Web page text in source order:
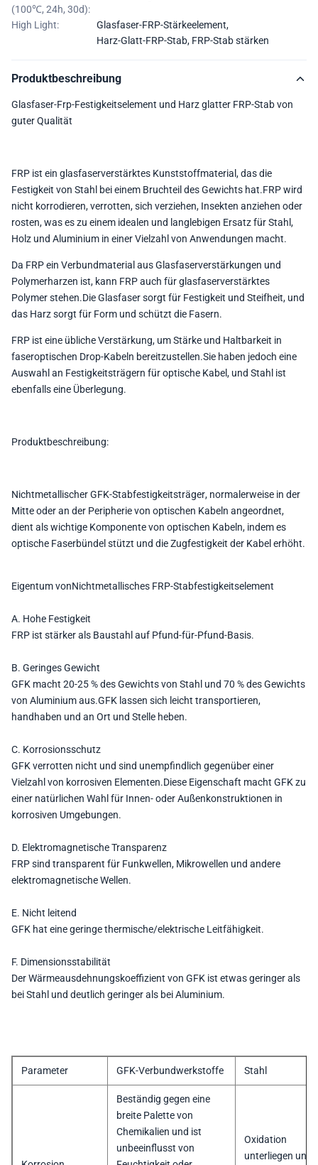
(100℃, 24h, 30d):
High Light: Glasfaser-FRP-Stärkeelement,
Harz-Glatt-FRP-Stab, FRP-Stab stärken
Produktbeschreibung
Glasfaser-Frp-Festigkeitselement und Harz glatter FRP-Stab von
guter Qualität
FRP ist ein glasfaserverstärktes Kunststoffmaterial, das die
Festigkeit von Stahl bei einem Bruchteil des Gewichts hat.FRP wird
nicht korrodieren, verrotten, sich verziehen, Insekten anziehen oder
rosten, was es zu einem idealen und langlebigen Ersatz für Stahl,
Holz und Aluminium in einer Vielzahl von Anwendungen macht.
Da FRP ein Verbundmaterial aus Glasfaserverstärkungen und
Polymerharzen ist, kann FRP auch für glasfaserverstärktes
Polymer stehen.Die Glasfaser sorgt für Festigkeit und Steifheit, und
das Harz sorgt für Form und schützt die Fasern.
FRP ist eine übliche Verstärkung, um Stärke und Haltbarkeit in
faseroptischen Drop-Kabeln bereitzustellen.Sie haben jedoch eine
Auswahl an Festigkeitsträgern für optische Kabel, und Stahl ist
ebenfalls eine Überlegung.
Produktbeschreibung:
Nichtmetallischer GFK-Stabfestigkeitsträger, normalerweise in der
Mitte oder an der Peripherie von optischen Kabeln angeordnet,
dient als wichtige Komponente von optischen Kabeln, indem es
optische Faserbündel stützt und die Zugfestigkeit der Kabel erhöht.
Eigentum vonNichtmetallisches FRP-Stabfestigkeitselement
A. Hohe Festigkeit
FRP ist stärker als Baustahl auf Pfund-für-Pfund-Basis.
B. Geringes Gewicht
GFK macht 20-25 % des Gewichts von Stahl und 70 % des Gewichts
von Aluminium aus.GFK lassen sich leicht transportieren,
handhaben und an Ort und Stelle heben.
C. Korrosionsschutz
GFK verrotten nicht und sind unempfindlich gegenüber einer
Vielzahl von korrosiven Elementen.Diese Eigenschaft macht GFK zu
einer natürlichen Wahl für Innen- oder Außenkonstruktionen in
korrosiven Umgebungen.
D. Elektromagnetische Transparenz
FRP sind transparent für Funkwellen, Mikrowellen und andere
elektromagnetische Wellen.
E. Nicht leitend
GFK hat eine geringe thermische/elektrische Leitfähigkeit.
F. Dimensionsstabilität
Der Wärmeausdehnungskoeffizient von GFK ist etwas geringer als
bei Stahl und deutlich geringer als bei Aluminium.
Parameter GFK-Verbundwerkstoffe Stahl
Beständig gegen eine
breite Palette von
Chemikalien und ist
unbeeinflusst von
Oxidation
unterliegen und